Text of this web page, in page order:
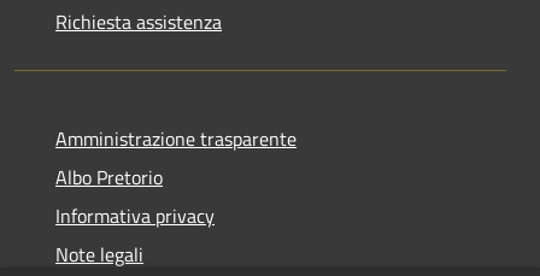
Richiesta assistenza
Amministrazione trasparente
Albo Pretorio
Informativa privacy
Note legali